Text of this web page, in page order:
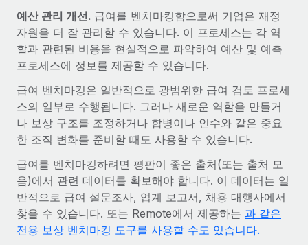
통합
핵심 비즈니스 도구로 프로세스를 간소화
서비스
전문가 상담
글로벌 인사 및 규정 준수 업무 처리에 전문가 지원 제공
신원 조사
채용 후보자 심사 프로세스 간소화
Compliance Watchtower
규정 준수 관련 위험에 선제적으로 대응
기기 관리
플랫폼에 글로벌 HR을 유연하게 통합
파트너 되기
Remote와의 파트너십 기회 탐색
통합 및 AI 자동화 컨설팅
사례 연구
AI 분야의 선구자인 Weaviate가 Remote와 협력하여
조직 규모를 120% 성장시킨 방법
Weaviate 한눈에 보기 Weaviate는 오픈 소스, AI 우선 인프라를
구축합니다. 이 회사의 미션은 전 세계 개발자 및 운영자
이벤트
뉴스룸
인사이트 센터
지원받기
모든 리소스 보기
블로그
글로벌 급여
한국어
中文（简体）
예산 관리 개선. 급여를 벤치마킹함으로써 기업은 재정
자원을 더 잘 관리할 수 있습니다. 이 프로세스는 각 역
할과 관련된 비용을 현실적으로 파악하여 예산 및 예측
프로세스에 정보를 제공할 수 있습니다.
급여 벤치마킹은 일반적으로 광범위한 급여 검토 프로세
스의 일부로 수행됩니다. 그러나 새로운 역할을 만들거
나 보상 구조를 조정하거나 합병이나 인수와 같은 중요
한 조직 변화를 준비할 때도 사용할 수 있습니다.
급여를 벤치마킹하려면 평판이 좋은 출처(또는 출처 모
음)에서 관련 데이터를 확보해야 합니다. 이 데이터는 일
반적으로 급여 설문조사, 업계 보고서, 채용 대행사에서
찾을 수 있습니다. 또는 Remote에서 제공하는 과 같은
전용 보상 벤치마킹 도구를 사용할 수도 있습니다.